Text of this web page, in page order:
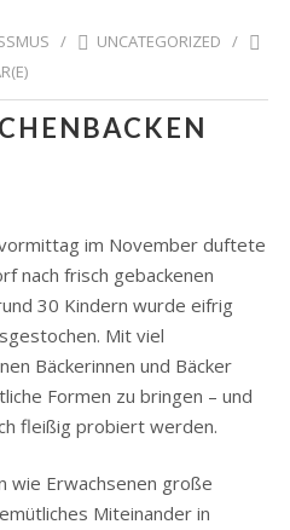
/ UNCATEGORIZED /
im November duftete
nach frisch gebackenen
30 Kindern wurde eifrig
Mit viel
Bäckerinnen und Bäcker
Formen zu bringen – und
fleißig probiert werden.
wie Erwachsenen große
Miteinander in